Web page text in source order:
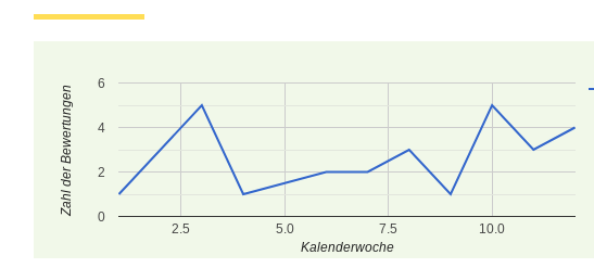
2.5 5.0 7.5 10.0
0
2
4
6
Kalenderwoche
Zahl der Bewertungen